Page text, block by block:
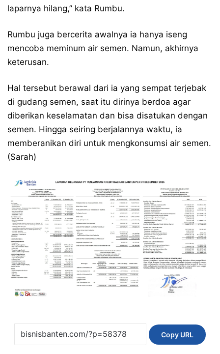
laparnya hilang,” kata Rumbu.
Rumbu juga bercerita awalnya ia hanya iseng
mencoba meminum air semen. Namun, akhirnya
keterusan.
Hal tersebut berawal dari ia yang sempat terjebak
di gudang semen, saat itu dirinya berdoa agar
diberikan keselamatan dan bisa disatukan dengan
semen. Hingga seiring berjalannya waktu, ia
memberanikan diri untuk mengkonsumsi air semen.
(Sarah)
Copy URL